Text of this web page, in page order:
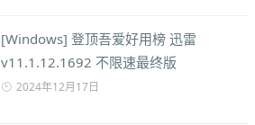
[Windows] 登顶吾爱好用榜 迅雷
v11.1.12.1692 不限速最终版
2024年12月17日